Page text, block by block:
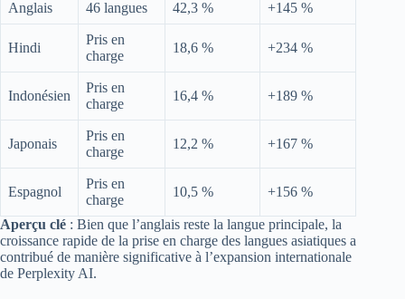
Anglais 46 langues 42,3 % +145 %
Hindi
Pris en
charge
18,6 % +234 %
Indonésien
Pris en
charge
16,4 % +189 %
Japonais
Pris en
charge
12,2 % +167 %
Espagnol
Pris en
charge
10,5 % +156 %
Aperçu clé : Bien que l’anglais reste la langue principale, la
croissance rapide de la prise en charge des langues asiatiques a
contribué de manière significative à l’expansion internationale
de Perplexity AI.